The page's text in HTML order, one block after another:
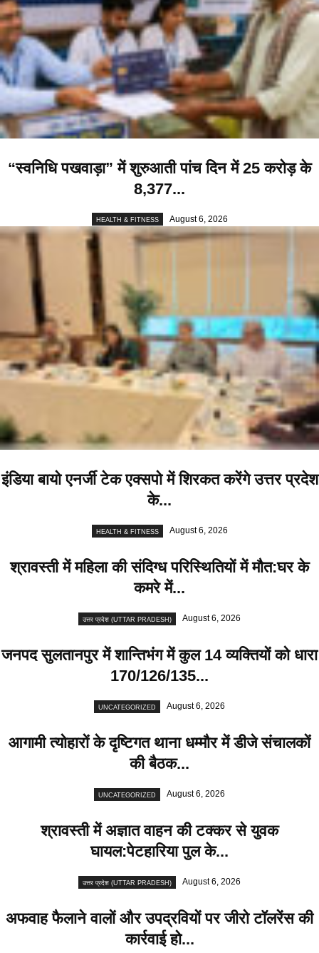
“स्वनिधि पखवाड़ा” में शुरुआती पांच दिन में 25 करोड़ के
8,377...
HEALTH & FITNESS August 6, 2026
इंडिया बायो एनर्जी टेक एक्सपो में शिरकत करेंगे उत्तर प्रदेश
के...
HEALTH & FITNESS August 6, 2026
श्रावस्ती में महिला की संदिग्ध परिस्थितियों में मौत:घर के
कमरे में...
उत्तर प्रदेश (UTTAR PRADESH) August 6, 2026
जनपद सुलतानपुर में शान्तिभंग में कुल 14 व्यक्तियों को धारा
170/126/135...
UNCATEGORIZED August 6, 2026
आगामी त्योहारों के दृष्टिगत थाना धम्मौर में डीजे संचालकों
की बैठक...
UNCATEGORIZED August 6, 2026
श्रावस्ती में अज्ञात वाहन की टक्कर से युवक
घायल:पेटहारिया पुल के...
उत्तर प्रदेश (UTTAR PRADESH) August 6, 2026
अफवाह फैलाने वालों और उपद्रवियों पर जीरो टॉलरेंस की
कार्रवाई हो...